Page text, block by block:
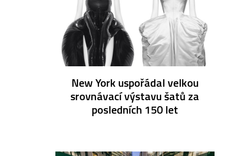
New York uspořádal velkou
srovnávací výstavu šatů za
posledních 150 let